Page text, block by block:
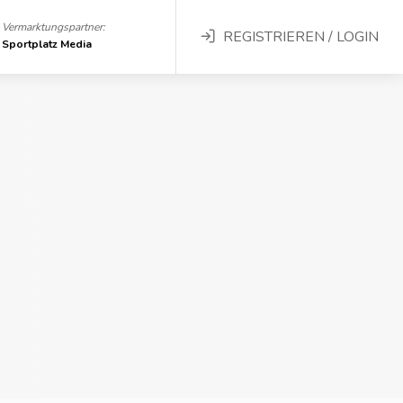
Vermarktungspartner:
Sportplatz Media
REGISTRIEREN / LOGIN